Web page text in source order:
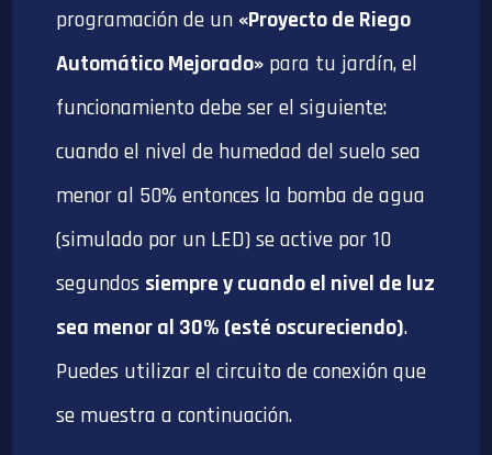
programación de un «Proyecto de Riego
Automático Mejorado» para tu jardín, el
funcionamiento debe ser el siguiente:
cuando el nivel de humedad del suelo sea
menor al 50% entonces la bomba de agua
(simulado por un LED) se active por 10
segundos siempre y cuando el nivel de luz
sea menor al 30% (esté oscureciendo).
Puedes utilizar el circuito de conexión que
se muestra a continuación.